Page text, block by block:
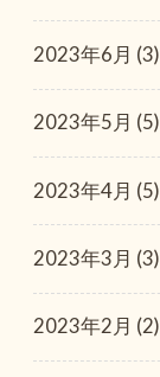
2023年6月 (3)
2023年5月 (5)
2023年4月 (5)
2023年3月 (3)
2023年2月 (2)